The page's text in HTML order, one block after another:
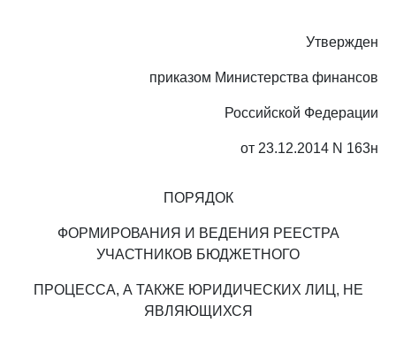
Утвержден
приказом Министерства финансов
Российской Федерации
от 23.12.2014 N 163н
ПОРЯДОК
ФОРМИРОВАНИЯ И ВЕДЕНИЯ РЕЕСТРА
УЧАСТНИКОВ БЮДЖЕТНОГО
ПРОЦЕССА, А ТАКЖЕ ЮРИДИЧЕСКИХ ЛИЦ, НЕ
ЯВЛЯЮЩИХСЯ